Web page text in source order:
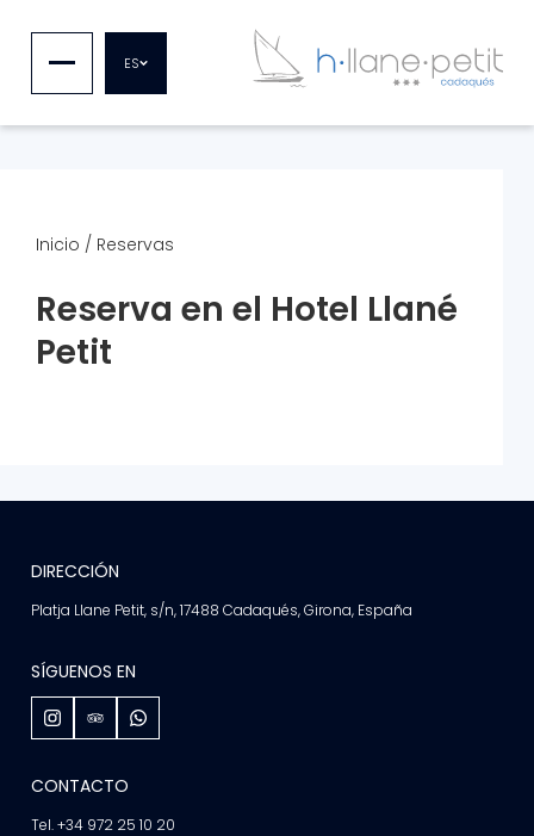
ES
Inicio / Reservas
Reserva en el Hotel Llané
Petit
DIRECCIÓN
Platja Llane Petit, s/n, 17488 Cadaqués, Girona, España
SÍGUENOS EN
CONTACTO
Tel. +34 972 25 10 20